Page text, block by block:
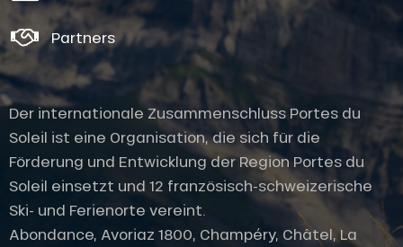
Partners
Der internationale Zusammenschluss Portes du
Soleil ist eine Organisation, die sich für die
Förderung und Entwicklung der Region Portes du
Soleil einsetzt und 12 französisch-schweizerische
Ski- und Ferienorte vereint.
Abondance, Avoriaz 1800, Champéry, Châtel, La